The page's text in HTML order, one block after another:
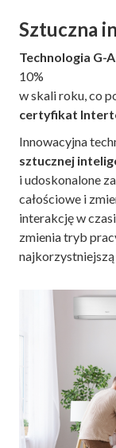
Sztuczna
Technologia G-
10%
w skali roku, co
certyfikat
Innowacyjna
sztucznej
i udoskonalone
całościowe i
interakcję w
zmienia tryb